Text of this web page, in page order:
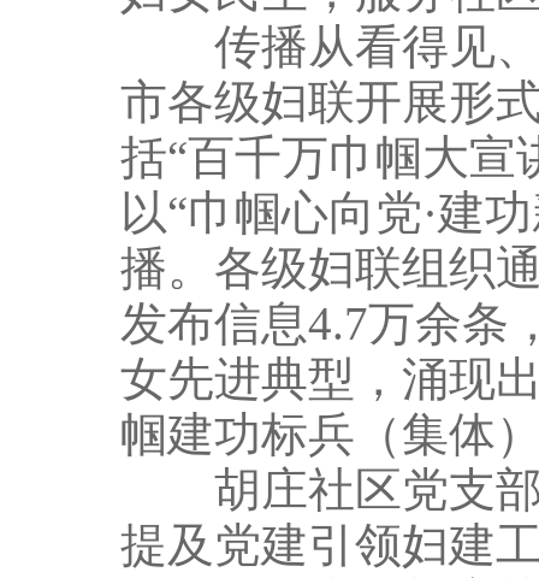
传播从看得见、
市各级妇联开展形
括“百千万巾帼大宣
以“巾帼心向党·建
播。各级妇联组织
发布信息4.7万余条
女先进典型，涌现
帼建功标兵（集体
胡庄社区党支部
提及党建引领妇建